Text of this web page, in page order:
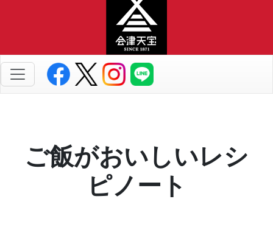
ご飯がおいしいレシ
ピノート